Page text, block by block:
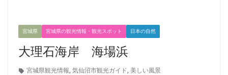
宮城県 宮城県の観光情報・観光スポット 日本の自然
大理石海岸 海場浜
宮城県観光情報, 気仙沼市観光ガイド, 美しい風景